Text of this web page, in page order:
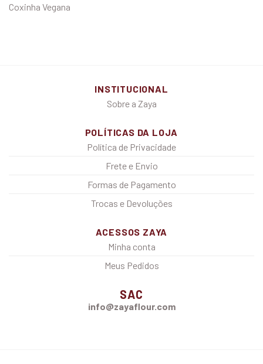
Coxinha Vegana
INSTITUCIONAL
Sobre a Zaya
POLÍTICAS DA LOJA
Política de Privacidade
Frete e Envio
Formas de Pagamento
Trocas e Devoluções
ACESSOS ZAYA
Minha conta
Meus Pedidos
SAC
info@zayaflour.com